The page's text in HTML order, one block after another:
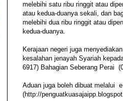
melebihi satu ribu ringgit atau
atau kedua-duanya sekali, dan
melebihi dua ribu ringgit atau
kedua-duanya.
Kerajaan negeri juga
kesalahan jenayah Syariah
6917) Bahagian Seberang Perai
Aduan juga boleh dibuat melalui
(http://